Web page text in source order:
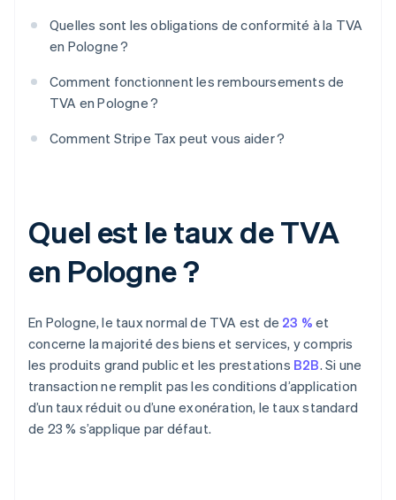
Quelles sont les obligations de conformité à la TVA
en Pologne ?
Comment fonctionnent les remboursements de
TVA en Pologne ?
Comment Stripe Tax peut vous aider ?
Quel est le taux de TVA
en Pologne ?
En Pologne, le taux normal de TVA est de 23 % et
concerne la majorité des biens et services, y compris
les produits grand public et les prestations B2B. Si une
transaction ne remplit pas les conditions d’application
d’un taux réduit ou d’une exonération, le taux standard
de 23 % s’applique par défaut.